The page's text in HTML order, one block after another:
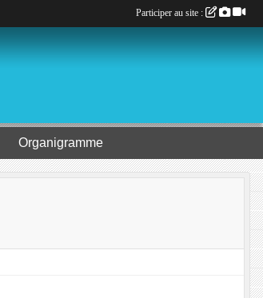
Organigramme
Participer au site :